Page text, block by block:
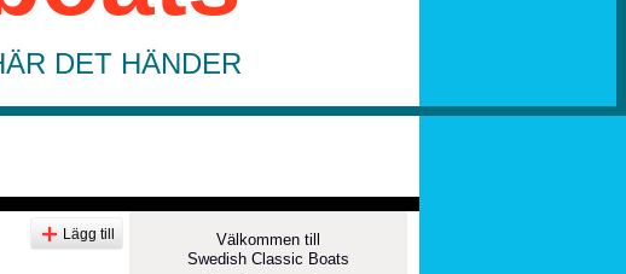
DET HÄNDER
Lägg till
Välkommen till
Swedish Classic Boats